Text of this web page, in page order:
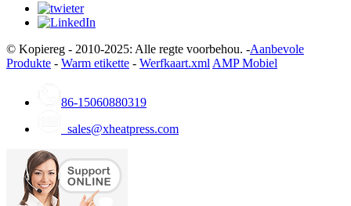
© Kopiereg - 2010-2025: Alle regte voorbehou. -Aanbevole
Produkte - Warm etikette - Werfkaart.xml AMP Mobiel
86-15060880319
sales@xheatpress.com